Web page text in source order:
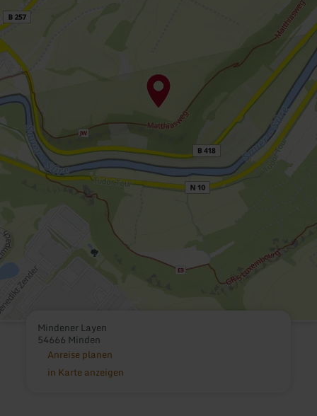
Mindener Layen
54666 Minden
Anreise planen
in Karte anzeigen